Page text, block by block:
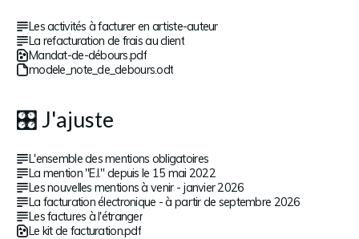
Les activités à facturer en artiste-auteur
La refacturation de frais au client
Mandat-de-débours.pdf
modele_note_de_debours.odt
🎛️ J'ajuste
L'ensemble des mentions obligatoires
La mention "E.I." depuis le 15 mai 2022
Les nouvelles mentions à venir - janvier 2026
La facturation électronique - à partir de septembre 2026
Les factures à l'étranger
Le kit de facturation.pdf